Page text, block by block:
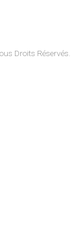
Droits Réservés.